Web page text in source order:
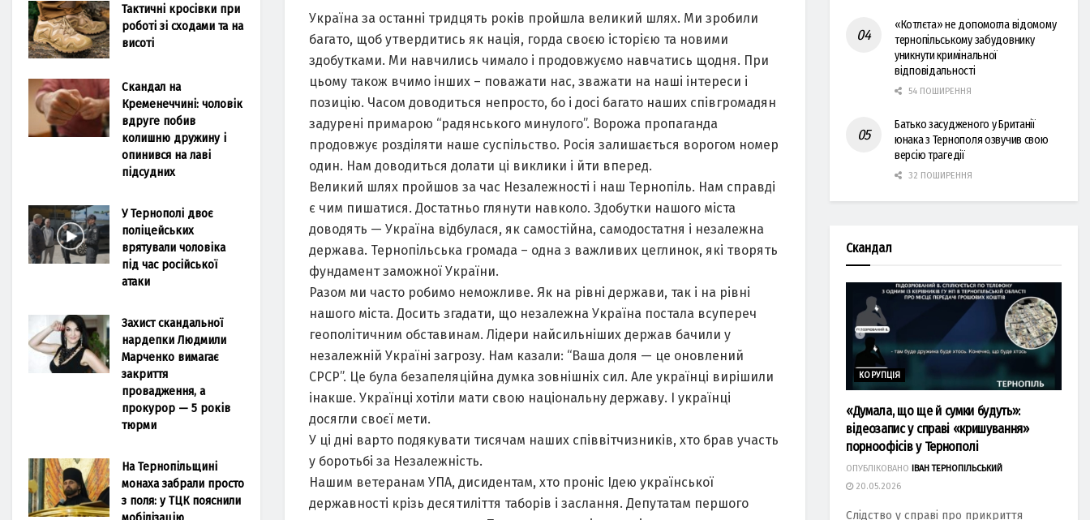
Україна за останні тридцять років пройшла великий шлях. Ми зробили
багато, щоб утвердитись як нація, горда своєю історією та новими
здобутками. Ми навчились чимало і продовжуємо навчатись щодня. При
цьому також вчимо інших – поважати нас, зважати на наші інтереси і
позицію. Часом доводиться непросто, бо і досі багато наших співгромадян
задурені примарою “радянського минулого”. Ворожа пропаганда
продовжує розділяти наше суспільство. Росія залишається ворогом номер
один. Нам доводиться долати ці виклики і йти вперед.
Великий шлях пройшов за час Незалежності і наш Тернопіль. Нам справді
є чим пишатися. Достатньо глянути навколо. Здобутки нашого міста
доводять — Україна відбулася, як самостійна, самодостатня і незалежна
держава. Тернопільська громада – одна з важливих цеглинок, які творять
фундамент заможної України.
Разом ми часто робимо неможливе. Як на рівні держави, так і на рівні
нашого міста. Досить згадати, що незалежна Україна постала всупереч
геополітичним обставинам. Лідери найсильніших держав бачили у
незалежній Україні загрозу. Нам казали: “Ваша доля — це оновлений
СРСР”. Це була безапеляційна думка зовнішніх сил. Але українці вирішили
інакше. Українці хотіли мати свою національну державу. І українці
досягли своєї мети.
У ці дні варто подякувати тисячам наших співвітчизників, хто брав участь
у боротьбі за Незалежність.
Нашим ветеранам УПА, дисидентам, хто проніс Ідею української
державності крізь десятиліття таборів і заслання. Депутатам першого
Тактичні кросівки при
роботі зі сходами та на
висоті
Скандал на
Кременеччині: чоловік
вдруге побив
колишню дружину і
опинився на лаві
підсудних
У Тернополі двоє
поліцейських
врятували чоловіка
під час російської
атаки
Захист скандальної
нардепки Людмили
Марченко вимагає
закриття
провадження, а
прокурор — 5 років
тюрми
На Тернопільщині
монаха забрали просто
з поля: у ТЦК пояснили
«Котлєта» не допомогла відомому
тернопільському забудовнику
уникнути кримінальної
відповідальності
54 ПОШИРЕННЯ
Батько засудженого у Британії
юнака з Тернополя озвучив свою
версію трагедії
32 ПОШИРЕННЯ
Скандал
КОРУПЦІЯ
«Думала, що ще й сумки будуть»:
відеозапис у справі «кришування»
порноофісів у Тернополі
ОПУБЛІКОВАНО
ІВАН ТЕРНОПІЛЬСЬКИЙ
20.05.2026
Слідство у справі про прикриття